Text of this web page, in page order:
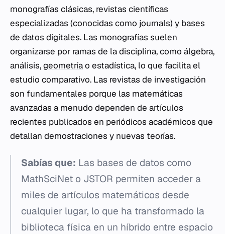
monografías clásicas, revistas científicas
especializadas (conocidas como journals) y bases
de datos digitales. Las monografías suelen
organizarse por ramas de la disciplina, como álgebra,
análisis,geometríao estadística, lo que facilita el
estudio comparativo. Las revistas de investigación
son fundamentales porque las matemáticas
avanzadas a menudo dependen de artículos
recientes publicados en periódicos académicos que
detallan demostraciones y nuevas teorías.
Sabías que: Las bases de datos como
MathSciNet o JSTOR permiten acceder a
miles de artículos matemáticos desde
cualquier lugar, lo que ha transformado la
biblioteca física en un híbrido entre espacio